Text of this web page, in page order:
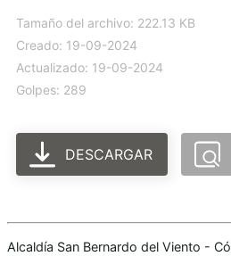
Tamaño del archivo: 222.13 KB
Creado: 19-09-2024
Actualizado: 19-09-2024
Golpes: 289
DESCARGAR
Alcaldía San Bernardo del Viento -